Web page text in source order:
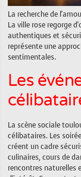
La recherche de
La ville rose regorge
authentiques et
représente une
sentimentales.
Les
La scène sociale
célibataires. Les
créent un cadre
culinaires, cours de
rencontres naturelles